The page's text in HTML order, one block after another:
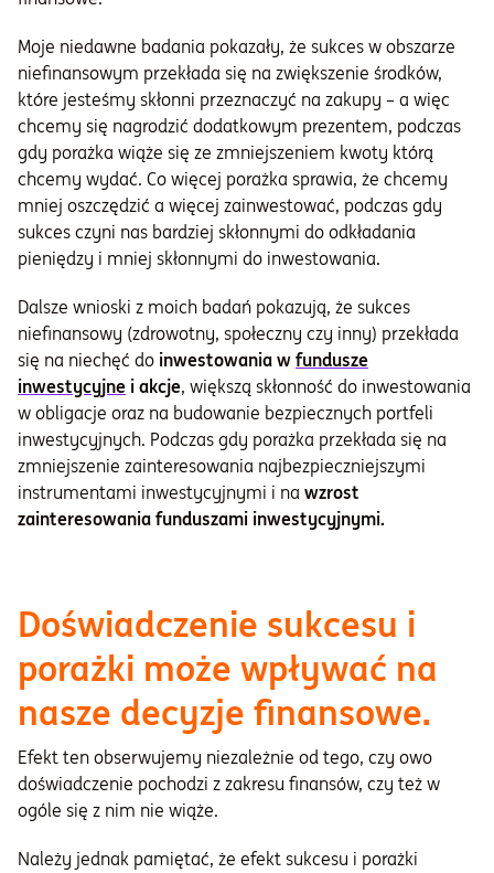
Moje niedawne badania pokazały, że sukces w obszarze
niefinansowym przekłada się na zwiększenie środków,
które jesteśmy skłonni przeznaczyć na zakupy – a więc
chcemy się nagrodzić dodatkowym prezentem, podczas
gdy porażka wiąże się ze zmniejszeniem kwoty którą
chcemy wydać. Co więcej porażka sprawia, że chcemy
mniej oszczędzić a więcej zainwestować, podczas gdy
sukces czyni nas bardziej skłonnymi do odkładania
pieniędzy i mniej skłonnymi do inwestowania.
Dalsze wnioski z moich badań pokazują, że sukces
niefinansowy (zdrowotny, społeczny czy inny) przekłada
się na niechęć do inwestowania w fundusze
inwestycyjne i akcje, większą skłonność do inwestowania
w obligacje oraz na budowanie bezpiecznych portfeli
inwestycyjnych. Podczas gdy porażka przekłada się na
zmniejszenie zainteresowania najbezpieczniejszymi
instrumentami inwestycyjnymi i na wzrost
zainteresowania funduszami inwestycyjnymi.
Doświadczenie sukcesu i
porażki może wpływać na
nasze decyzje finansowe.
Efekt ten obserwujemy niezależnie od tego, czy owo
doświadczenie pochodzi z zakresu finansów, czy też w
ogóle się z nim nie wiąże.
Należy jednak pamiętać, że efekt sukcesu i porażki